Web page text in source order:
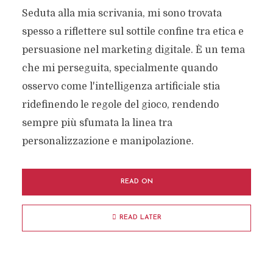
Seduta alla mia scrivania, mi sono trovata
spesso a riflettere sul sottile confine tra etica e
persuasione nel marketing digitale. È un tema
che mi perseguita, specialmente quando
osservo come l'intelligenza artificiale stia
ridefinendo le regole del gioco, rendendo
sempre più sfumata la linea tra
personalizzazione e manipolazione.
READ ON
READ LATER